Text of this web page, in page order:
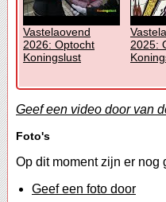
Vastelaovend
2026: Optocht
Koningslust
2025:
Geef een video door van
Foto's
Op dit moment zijn er nog
Geef een foto door